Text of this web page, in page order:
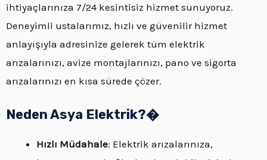
ihtiyaçlarınıza 7/24 kesintisiz hizmet sunuyoruz.
Deneyimli ustalarımız, hızlı ve güvenilir hizmet
anlayışıyla adresinize gelerek tüm elektrik
arızalarınızı, avize montajlarınızı, pano ve sigorta
arızalarınızı en kısa sürede çözer.
Neden Asya Elektrik?�
Hızlı Müdahale: Elektrik arızalarınıza,